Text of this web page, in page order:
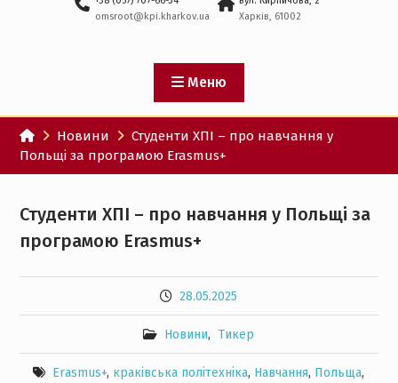
Головнокомандувачем
Збройних Сил України
участю ХПІ обговорили
перспективи українсько-
іспанського
технологічного
партнерства
omsroot@kpi.kharkov.ua
Харків, 61002
Меню
Новини
Студенти ХПІ – про навчання у
Польщі за програмою Erasmus+
Студенти ХПІ – про навчання у Польщі за
програмою Erasmus+
28.05.2025
Новини, Тикер
Erasmus+, краківська політехніка, Навчання, Польща,